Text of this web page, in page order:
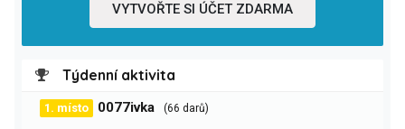
VYTVOŘTE SI ÚČET ZDARMA
Týdenní aktivita
1. místo 0077ivka (66 darů)